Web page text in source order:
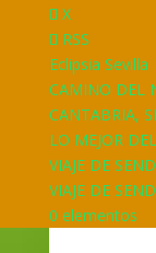
X
RSS
Eclipsia Sevilla
CAMINO DEL
CANTABRIA,
LO MEJOR
VIAJE DE
VIAJE DE
0 elementos